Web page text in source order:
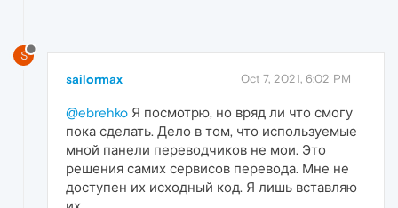
S
sailormax Oct 7, 2021, 6:02 PM
@ebrehko Я посмотрю, но вряд ли что смогу
пока сделать. Дело в том, что используемые
мной панели переводчиков не мои. Это
решения самих сервисов перевода. Мне не
доступен их исходный код. Я лишь вставляю